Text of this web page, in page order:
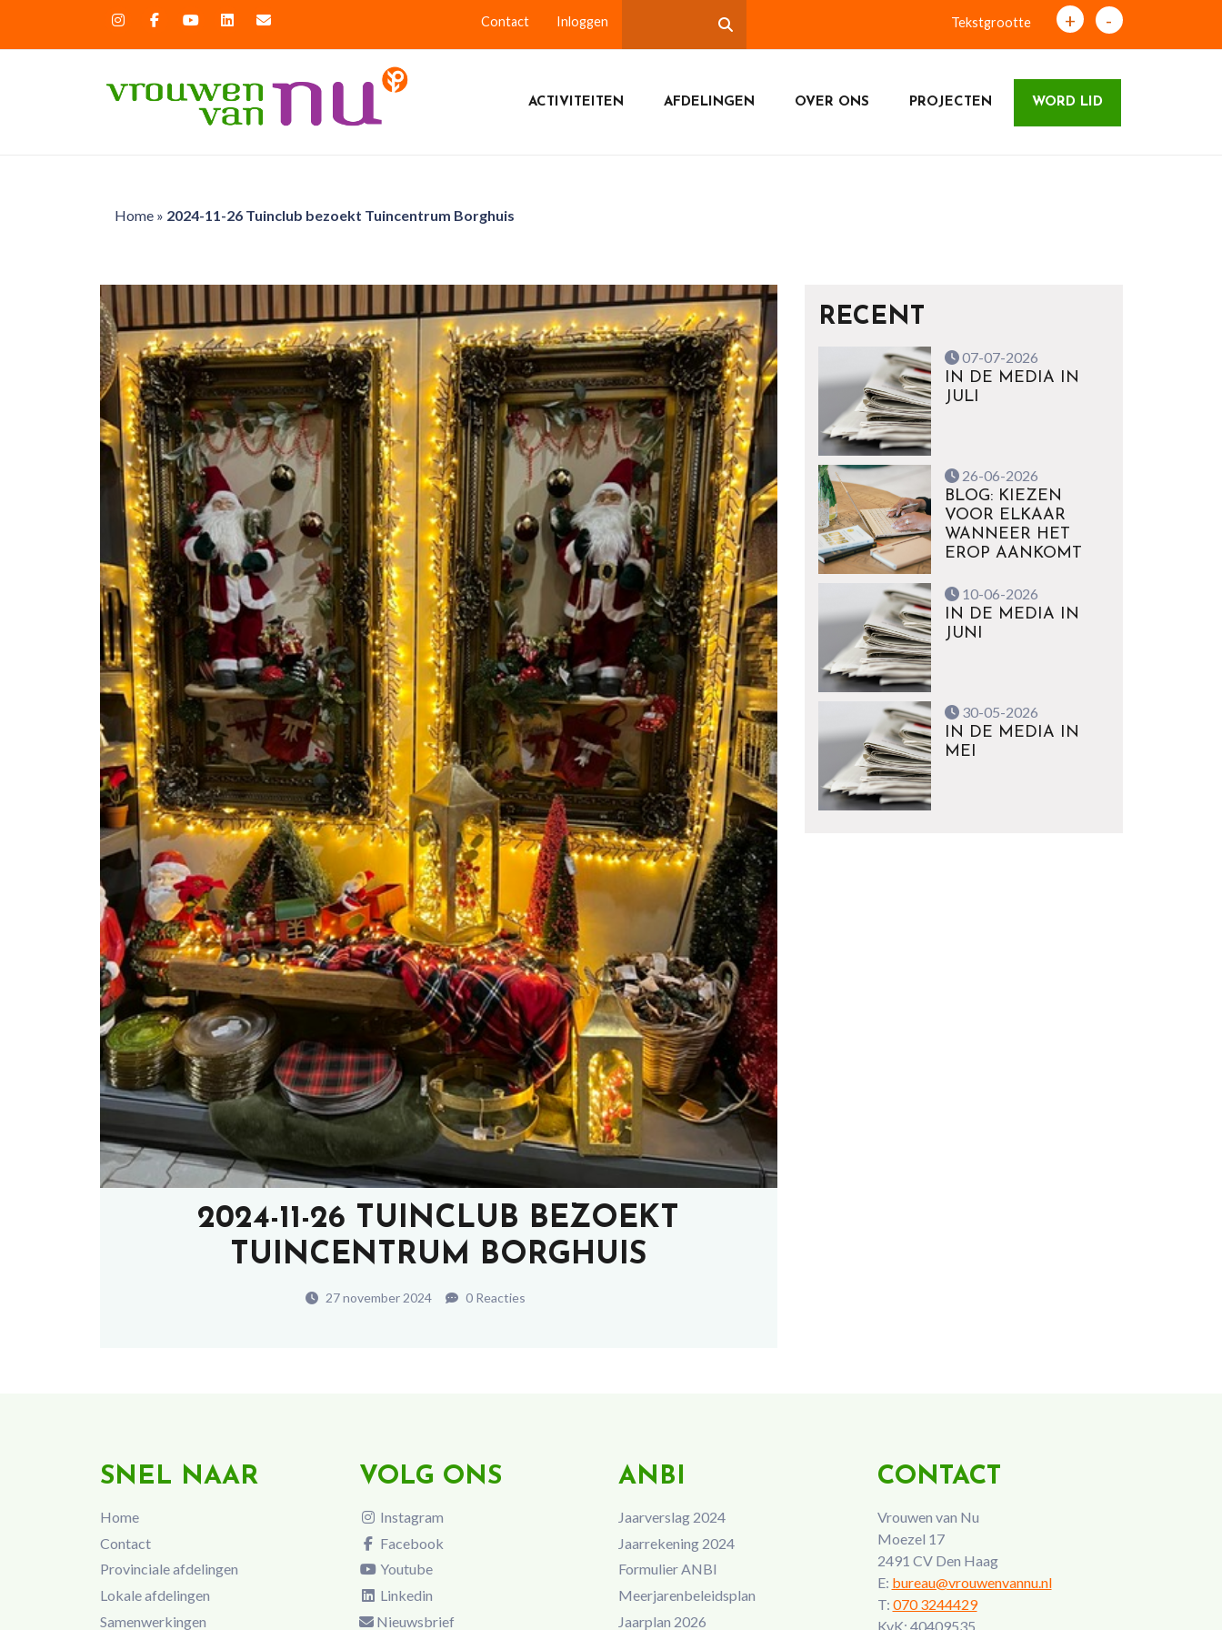
Contact Inloggen Tekstgrootte + -
ACTIVITEITEN AFDELINGEN OVER ONS PROJECTEN WORD LID
Home» 2024-11-26 Tuinclub bezoekt Tuincentrum Borghuis
2024-11-26 TUINCLUB BEZOEKT
TUINCENTRUM BORGHUIS
27 november 2024 0 Reacties
RECENT
07-07-2026
IN DE MEDIA IN
JULI
26-06-2026
BLOG: KIEZEN
VOOR ELKAAR
WANNEER HET
EROP AANKOMT
10-06-2026
IN DE MEDIA IN
JUNI
30-05-2026
IN DE MEDIA IN
MEI
SNEL NAAR
Home
Contact
Provinciale afdelingen
Lokale afdelingen
Samenwerkingen
VOLG ONS
Instagram
Facebook
Youtube
Linkedin
Nieuwsbrief
ANBI
Jaarverslag 2024
Jaarrekening 2024
Formulier ANBI
Meerjarenbeleidsplan
Jaarplan 2026
CONTACT
Vrouwen van Nu
Moezel 17
2491 CV Den Haag
E: bureau@vrouwenvannu.nl
T: 070 3244429
KvK: 40409535